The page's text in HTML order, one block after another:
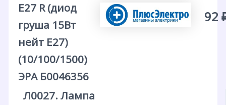
E27 R (диод
груша 15Вт
нейт E27)
(10/100/1500)
ЭРА Б0046356
92
Л0027. Лампа